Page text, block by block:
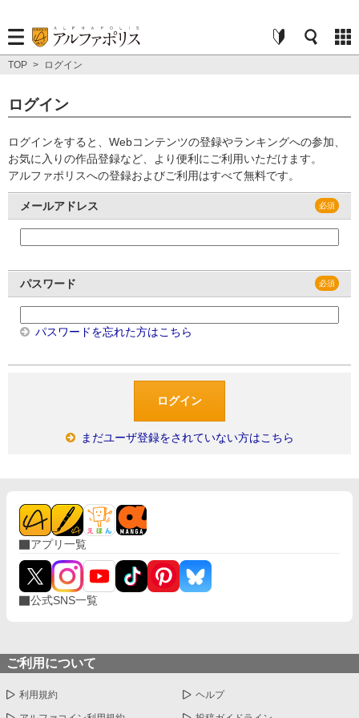
TOP > ログイン
ログイン
ログインをすると、Webコンテンツの登録やランキングへの参加、
お気に入りの作品登録など、より便利にご利用いただけます。
アルファポリスへの登録およびご利用はすべて無料です。
メールアドレス
パスワード
パスワードを忘れた方はこちら
まだユーザ登録をされていない方はこちら
アプリ一覧
公式SNS一覧
ご利用について
利用規約 ヘルプ